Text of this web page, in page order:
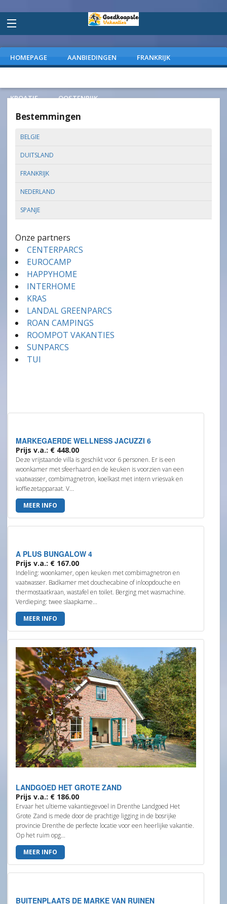
HOMEPAGE AANBIEDINGEN FRANKRIJK
KROATIE OOSTENRIJK
Bestemmingen
BELGIE
DUITSLAND
FRANKRIJK
NEDERLAND
SPANJE
Onze partners
CENTERPARCS
EUROCAMP
HAPPYHOME
INTERHOME
KRAS
LANDAL GREENPARCS
ROAN CAMPINGS
ROOMPOT VAKANTIES
SUNPARCS
TUI
MARKEGAERDE WELLNESS JACUZZI 6
Prijs v.a.: € 448.00
Deze vrijstaande villa is geschikt voor 6 personen. Er is een
woonkamer met sfeerhaard en de keuken is voorzien van een
vaatwasser, combimagnetron, koelkast met intern vriesvak en
koffiezetapparaat. V...
MEER INFO
A PLUS BUNGALOW 4
Prijs v.a.: € 167.00
Indeling: woonkamer, open keuken met combimagnetron en
vaatwasser. Badkamer met douchecabine of inloopdouche en
thermostaatkraan, wastafel en toilet. Berging met wasmachine.
Verdieping: twee slaapkame...
MEER INFO
LANDGOED HET GROTE ZAND
Prijs v.a.: € 186.00
Ervaar het ultieme vakantiegevoel in Drenthe Landgoed Het
Grote Zand is mede door de prachtige ligging in de bosrijke
provincie Drenthe de perfecte locatie voor een heerlijke vakantie.
Op het ruim opg...
MEER INFO
BUITENPLAATS DE MARKE VAN RUINEN